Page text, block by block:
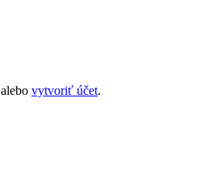
alebo vytvoriť účet.